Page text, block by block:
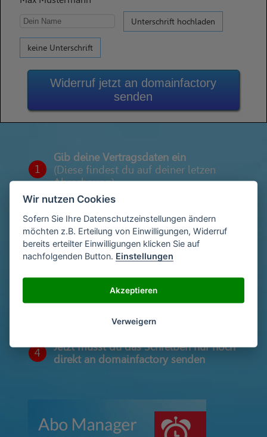
Unterschrift hochladen
keine Unterschrift
Widerruf jetzt an domainfactory
senden
1
Gib deine Vertragsdaten ein
(Diese findest du auf deiner letzen
Abrechnung)
2
Gib deinen Namen und deine Adresse
ein
Unterschriebe das Schreiben mit deinem
Namen oder lade eine Unterschrift hoch
4
Jetzt musst du das Schreiben nur noch
direkt an domainfactory senden
Wir nutzen Cookies
Sofern Sie Ihre Datenschutzeinstellungen ändern
möchten z.B. Erteilung von Einwilligungen, Widerruf
bereits erteilter Einwilligungen klicken Sie auf
nachfolgenden Button. Einstellungen
Akzeptieren
Verweigern